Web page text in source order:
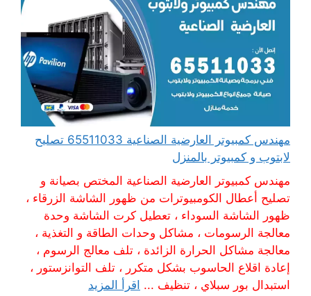
مهندس كمبيوتر العارضية الصناعية 65511033 تصليح
لابتوب و كمبيوتر بالمنزل
مهندس كمبيوتر العارضية الصناعية المختص بصيانة و
تصليح أعطال الكومبيوترات من ظهور الشاشة الزرقاء ،
ظهور الشاشة السوداء ، تعطيل كرت الشاشة وحدة
معالجة الرسومات ، مشاكل وحدات الطاقة و التغذية ،
معالجة مشاكل الحرارة الزائدة ، تلف معالج الرسوم ،
إعادة اقلاع الحاسوب بشكل متكرر ، تلف التوانزستور ،
استبدال بور سبلاي ، تنظيف ... اقرأ المزيد